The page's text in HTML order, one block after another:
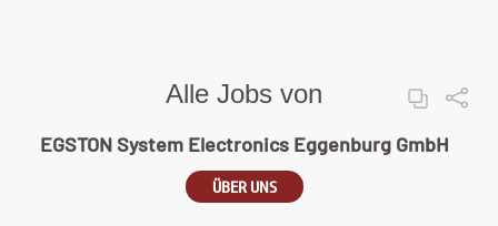
Alle Jobs von
EGSTON System Electronics Eggenburg GmbH
ÜBER UNS